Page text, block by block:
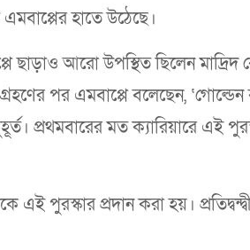
হাতে উঠেছে।
ছাড়াও আরো উপস্থিত ছিলেন
পর এমবাপ্পে বলেছেন,
প্রথমবারের মত ক্যারিয়ারে এই
পুরস্কার প্রদান করা হয়।